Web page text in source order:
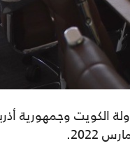
دولة الكويت
2022.